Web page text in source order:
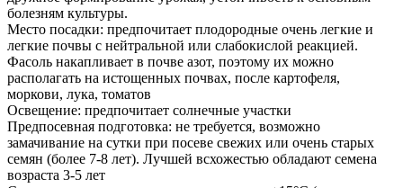
болезням культуры.
Место посадки: предпочитает плодородные очень легкие и
легкие почвы с нейтральной или слабокислой реакцией.
Фасоль накапливает в почве азот, поэтому их можно
располагать на истощенных почвах, после картофеля,
моркови, лука, томатов
Освещение: предпочитает солнечные участки
Предпосевная подготовка: не требуется, возможно
замачивание на сутки при посеве свежих или очень старых
семян (более 7-8 лет). Лучшей всхожестью обладают семена
возраста 3-5 лет